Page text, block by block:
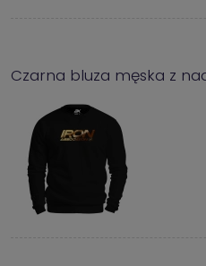
Czarna bluza męska z